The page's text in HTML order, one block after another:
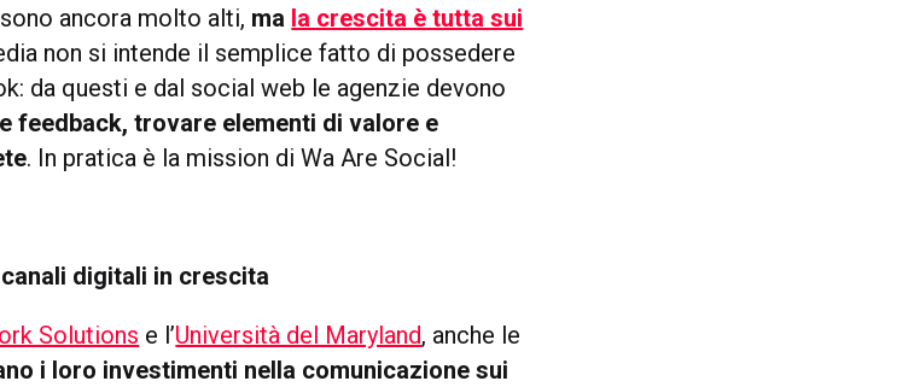
ancora molto alti, ma la crescita è tutta sui
non si intende il semplice fatto di possedere
da questi e dal social web le agenzie devono
feedback, trovare elementi di valore e
. In pratica è la mission di Wa Are Social!
digitali in crescita
Solutions e l’Università del Maryland, anche le
i loro investimenti nella comunicazione sui